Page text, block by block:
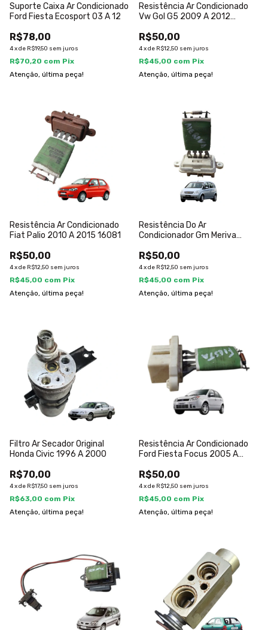
Suporte Caixa Ar Condicionado
Ford Fiesta Ecosport 03 A 12
R$78,00
4xde R$19,50 sem juros
R$70,20 com Pix
Atenção, última peça!
Resistência Ar Condicionado
Vw Gol G5 2009 A 2012
R$50,00
4xde R$12,50 sem juros
R$45,00 com Pix
Atenção, última peça!
Resistência Ar Condicionado
Fiat Palio 2010 A 2015 16081
R$50,00
4xde R$12,50 sem juros
R$45,00 com Pix
Atenção, última peça!
Resistência Do Ar
Condicionador Gm Meriva
R$50,00
4xde R$12,50 sem juros
R$45,00 com Pix
Atenção, última peça!
Filtro Ar Secador Original
Honda Civic 1996 A 2000
R$70,00
4xde R$17,50 sem juros
R$63,00 com Pix
Atenção, última peça!
Resistência Ar Condicionado
Ford Fiesta Focus 2005 A
R$50,00
4xde R$12,50 sem juros
R$45,00 com Pix
Atenção, última peça!